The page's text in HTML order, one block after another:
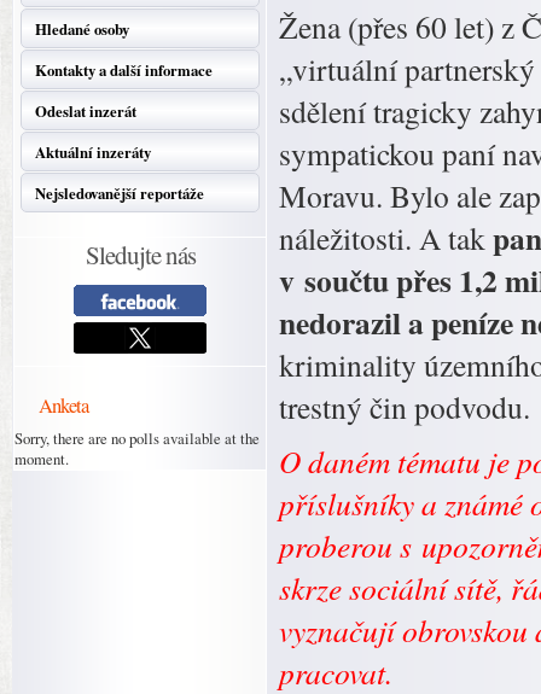
Hledané osoby
Kontakty a další informace
Odeslat inzerát
Aktuální inzeráty
Nejsledovanější reportáže
Sledujte nás
Anketa
Sorry, there are no polls available at the
moment.
Žena (přes 60 let) z
„virtuální partnerský
sdělení tragicky
sympatickou paní
Moravu. Bylo ale
náležitosti. A tak
v součtu přes 1,2
nedorazil a peníze
kriminality
trestný čin podvodu.
O daném tématu je
příslušníky a známé
proberou s
skrze sociální sítě,
vyznačují
pracovat.